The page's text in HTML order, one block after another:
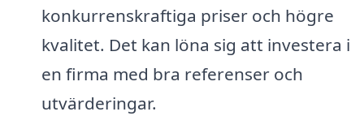
konkurrenskraftiga priser och högre
kvalitet. Det kan löna sig att investera i
en firma med bra referenser och
utvärderingar.